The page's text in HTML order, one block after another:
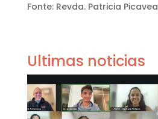
Fonte: Revda. Patricia Picavea
Ultimas noticias